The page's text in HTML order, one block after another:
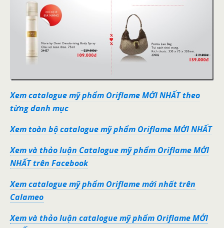
Xem catalogue mỹ phẩm Oriflame MỚI NHẤT theo
từng danh mục
Xem toàn bộ catalogue mỹ phẩm Oriflame MỚI NHẤT
Xem và thảo luận Catalogue mỹ phẩm Oriflame MỚI
NHẤT trên Facebook
Xem catalogue mỹ phẩm Oriflame mới nhất trên
Calameo
Xem và thảo luận catalogue mỹ phẩm Oriflame MỚI